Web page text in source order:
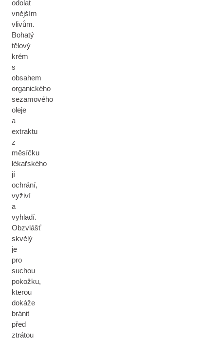
odolat
vnějším
vlivům.
Bohatý
tělový
krém
s
obsahem
organického
sezamového
oleje
a
extraktu
z
měsíčku
lékařského
jí
ochrání,
vyživí
a
vyhladí.
Obzvlášť
skvělý
je
pro
suchou
pokožku,
kterou
dokáže
bránit
před
ztrátou